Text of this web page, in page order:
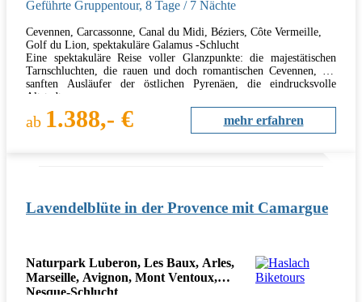
Geführte Gruppentour, 8 Tage / 7 Nächte
Cevennen, Carcassonne, Canal du Midi, Béziers, Côte Vermeille,
Golf du Lion, spektakuläre Galamus -Schlucht
Eine spektakuläre Reise voller Glanzpunkte: die majestätischen
Tarnschluchten, die rauen und doch romantischen Cevennen, die
sanften Ausläufer der östlichen Pyrenäen, die eindrucksvolle
Altstadt…
ab 1.388,- € mehr erfahren
Lavendelblüte in der Provence mit Camargue
Naturpark Luberon, Les Baux, Arles,
Marseille, Avignon, Mont Ventoux,
Nesque-Schlucht